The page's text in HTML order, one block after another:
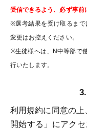
受信できるよう、必ず事前
※選考結果を受け取るま
変更はお控えください。
※生徒様へは、N中等部で
行いたします。
利用規約に同意の
開始する」にアク